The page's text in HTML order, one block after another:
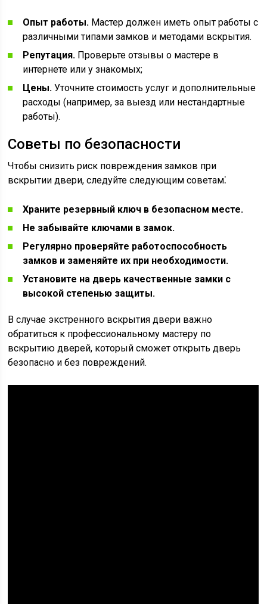
Опыт работы. Мастер должен иметь опыт работы с
различными типами замков и методами вскрытия.
Репутация. Проверьте отзывы о мастере в
интернете или у знакомых;
Цены. Уточните стоимость услуг и дополнительные
расходы (например, за выезд или нестандартные
работы).
Советы по безопасности
Чтобы снизить риск повреждения замков при
вскрытии двери, следуйте следующим советам⁚
Храните резервный ключ в безопасном месте.
Не забывайте ключами в замок.
Регулярно проверяйте работоспособность
замков и заменяйте их при необходимости.
Установите на дверь качественные замки с
высокой степенью защиты.
В случае экстренного вскрытия двери важно
обратиться к профессиональному мастеру по
вскрытию дверей, который сможет открыть дверь
безопасно и без повреждений.